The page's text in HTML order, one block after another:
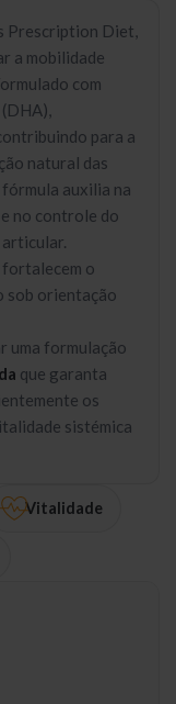
Prescription Diet,
a mobilidade
com
para a
natural das
auxilia na
no controle do
fortalecem o
sob orientação
uma formulação
que garanta
os
sistémica
Vitalidade